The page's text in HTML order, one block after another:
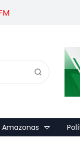
Amazonas